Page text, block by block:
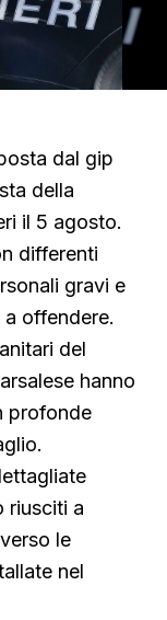
dal gip
della
il 5 agosto.
differenti
gravi e
offendere.
del
hanno
profonde
riusciti a
le
nel